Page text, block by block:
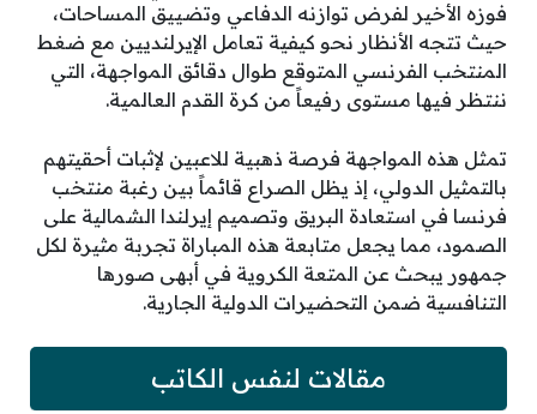
فوزه الأخير لفرض توازنه الدفاعي وتضييق المساحات،
حيث تتجه الأنظار نحو كيفية تعامل الإيرلنديين مع ضغط
المنتخب الفرنسي المتوقع طوال دقائق المواجهة، التي
ننتظر فيها مستوى رفيعاً من كرة القدم العالمية.
تمثل هذه المواجهة فرصة ذهبية للاعبين لإثبات أحقيتهم
بالتمثيل الدولي، إذ يظل الصراع قائماً بين رغبة منتخب
فرنسا في استعادة البريق وتصميم إيرلندا الشمالية على
الصمود، مما يجعل متابعة هذه المباراة تجربة مثيرة لكل
جمهور يبحث عن المتعة الكروية في أبهى صورها
التنافسية ضمن التحضيرات الدولية الجارية.
مقالات لنفس الكاتب